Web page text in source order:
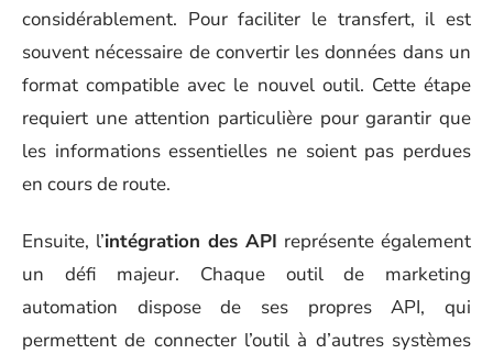
considérablement. Pour faciliter le transfert, il est
souvent nécessaire de convertir les données dans un
format compatible avec le nouvel outil. Cette étape
requiert une attention particulière pour garantir que
les informations essentielles ne soient pas perdues
en cours de route.
Ensuite, l’intégration des API représente également
un défi majeur. Chaque outil de marketing
automation dispose de ses propres API, qui
permettent de connecter l’outil à d’autres systèmes